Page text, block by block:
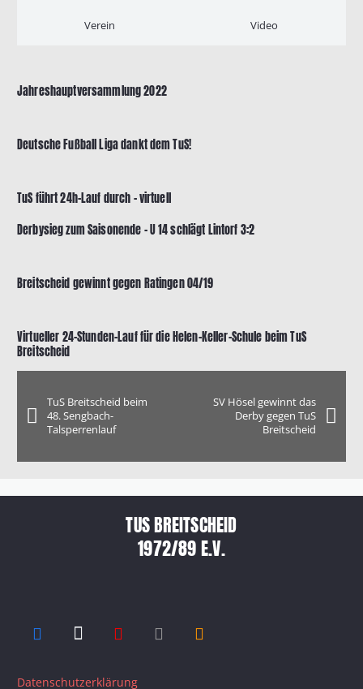
Verein Video
Jahreshauptversammlung 2022
Deutsche Fußball Liga dankt dem TuS!
TuS führt 24h-Lauf durch – virtuell
Derbysieg zum Saisonende – U 14 schlägt Lintorf 3:2
Breitscheid gewinnt gegen Ratingen 04/19
Virtueller 24-Stunden-Lauf für die Helen-Keller-Schule beim TuS
Breitscheid
TuS Breitscheid beim
48. Sengbach-
Talsperrenlauf
SV Hösel gewinnt das
Derby gegen TuS
Breitscheid
TUS BREITSCHEID
1972/89 E.V.
Datenschutzerklärung